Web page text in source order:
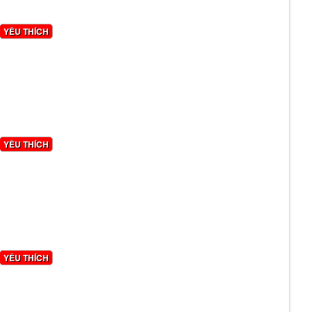
YÊU THÍCH
YÊU THÍCH
YÊU THÍCH